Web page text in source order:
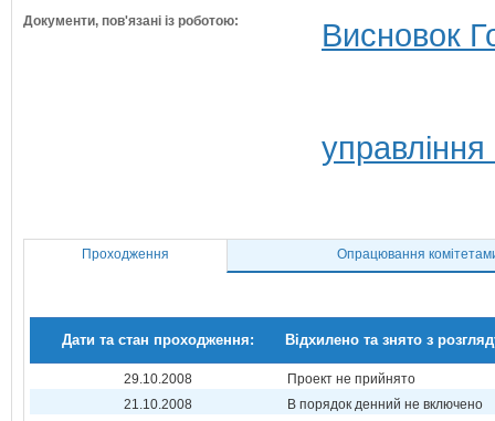
Документи, пов'язані із роботою: Висновок
Проходження Опрацювання
Дати та стан проходження: Відхилено та знято з
29.10.2008
Проект не прийнято
21.10.2008
В порядок денний не включено